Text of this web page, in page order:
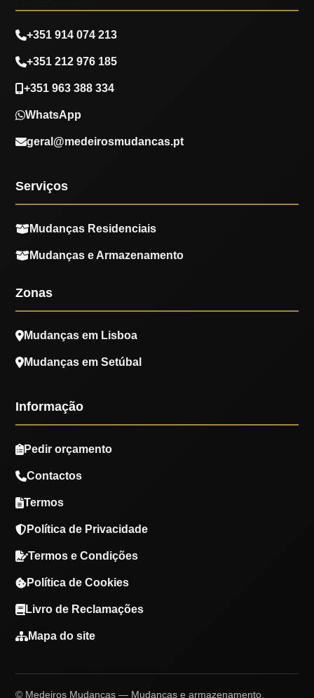
+351 914 074 213
+351 212 976 185
+351 963 388 334
WhatsApp
geral@medeirosmudancas.pt
Serviços
Mudanças Residenciais
Mudanças e Armazenamento
Zonas
Mudanças em Lisboa
Mudanças em Setúbal
Informação
Pedir orçamento
Contactos
Termos
Política de Privacidade
Termos e Condições
Política de Cookies
Livro de Reclamações
Mapa do site
© Medeiros Mudanças — Mudanças e armazenamento.